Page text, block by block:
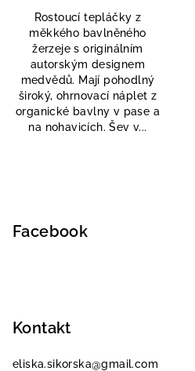
Rostoucí tepláčky z
měkkého bavlněného
žerzeje s originálním
autorským designem
medvědů. Mají pohodlný
široký, ohrnovací náplet z
organické bavlny v pase a
na nohavicích. Šev v...
Facebook
Kontakt
eliska.sikorska@gmail.com